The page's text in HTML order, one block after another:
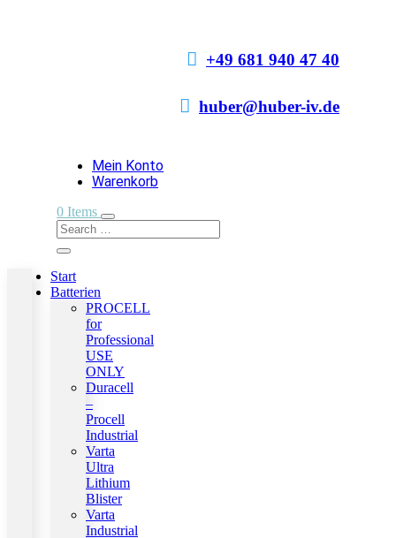
 +49 681 940 47 40
 huber@huber-iv.de
Mein Konto
Warenkorb
0 Items
Start
Batterien
PROCELL
for
Professional
USE
ONLY
Duracell
–
Procell
Industrial
Varta
Ultra
Lithium
Blister
Varta
Industrial